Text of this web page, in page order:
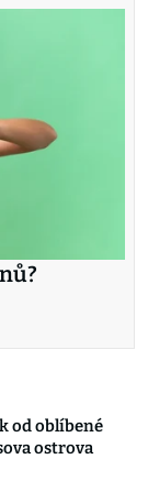
od oblíbené
ostrova